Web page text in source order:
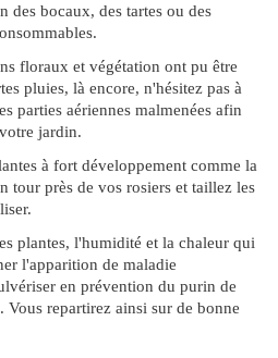
des bocaux, des tartes ou des
floraux et végétation ont pu être
pluies, là encore, n'hésitez pas à
parties aériennes malmenées afin
jardin.
à fort développement comme la
tour près de vos rosiers et taillez les
plantes, l'humidité et la chaleur qui
l'apparition de maladie
en prévention du purin de
repartirez ainsi sur de bonne